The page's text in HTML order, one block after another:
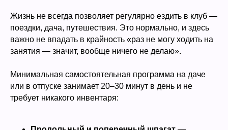
Жизнь не всегда позволяет регулярно ездить в клуб —
поездки, дача, путешествия. Это нормально, и здесь
важно не впадать в крайность «раз не могу ходить на
занятия — значит, вообще ничего не делаю».
Минимальная самостоятельная программа на даче
или в отпуске занимает 20–30 минут в день и не
требует никакого инвентаря: